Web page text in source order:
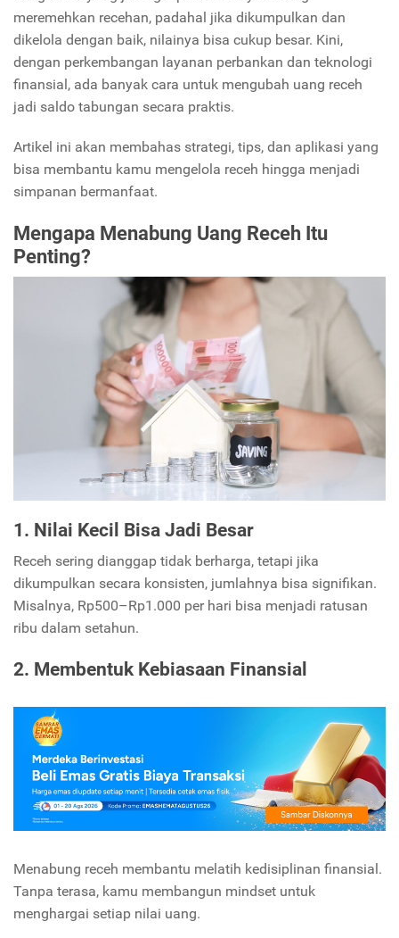
meremehkan recehan, padahal jika dikumpulkan dan
dikelola dengan baik, nilainya bisa cukup besar. Kini,
dengan perkembangan layanan perbankan dan teknologi
finansial, ada banyak cara untuk mengubah uang receh
jadi saldo tabungan secara praktis.
Artikel ini akan membahas strategi, tips, dan aplikasi yang
bisa membantu kamu mengelola receh hingga menjadi
simpanan bermanfaat.
Mengapa Menabung Uang Receh Itu
Penting?
1. Nilai Kecil Bisa Jadi Besar
Receh sering dianggap tidak berharga, tetapi jika
dikumpulkan secara konsisten, jumlahnya bisa signifikan.
Misalnya, Rp500–Rp1.000 per hari bisa menjadi ratusan
ribu dalam setahun.
2. Membentuk Kebiasaan Finansial
Menabung receh membantu melatih kedisiplinan finansial.
Tanpa terasa, kamu membangun mindset untuk
menghargai setiap nilai uang.